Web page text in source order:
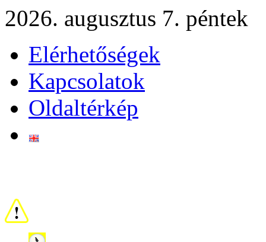
2026. augusztus 7. péntek
Elérhetőségek
Kapcsolatok
Oldaltérkép